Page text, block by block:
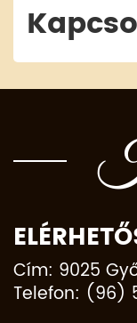
Cím: 9025
Telefon: (96)